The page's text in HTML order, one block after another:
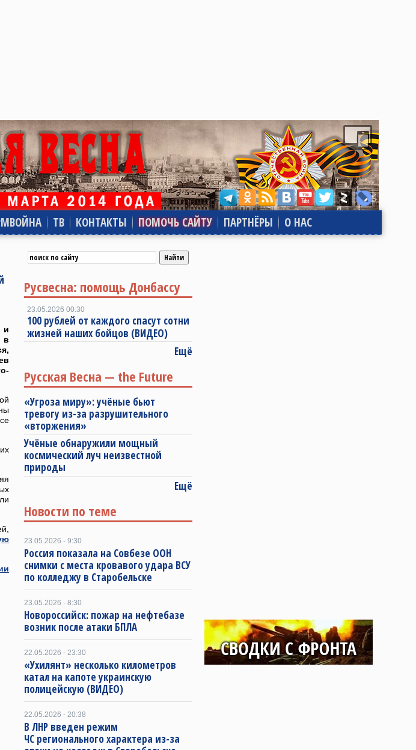
ТВ КОНТАКТЫ ПОМОЧЬ САЙТУ ПАРТНЁРЫ О НАС
и
в
Русвесна: помощь Донбассу
23.05.2026 00:30
100 рублей от каждого спасут сотни
жизней наших бойцов (ВИДЕО)
Ещё
Русская Весна — the Future
«Угроза миру»: учёные бьют
тревогу из-за разрушительного
«вторжения»
Учёные обнаружили мощный
космический луч неизвестной
природы
Ещё
Новости по теме
23.05.2026 - 9:30
Россия показала на Совбезе ООН
снимки с места кровавого удара ВСУ
по колледжу в Старобельске
23.05.2026 - 8:30
Новороссийск: пожар на нефтебазе
возник после атаки БПЛА
22.05.2026 - 23:30
«Ухилянт» несколько километров
катал на капоте украинскую
полицейскую (ВИДЕО)
22.05.2026 - 20:38
В ЛНР введен режим
ЧС регионального характера из-за